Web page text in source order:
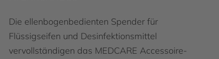
Die ellenbogenbedienten Spender für
Flüssigseifen und Desinfektionsmittel
vervollständigen das MEDCARE Accessoire-